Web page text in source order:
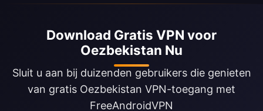
Download Gratis VPN voor
Oezbekistan Nu
Sluit u aan bij duizenden gebruikers die genieten
van gratis Oezbekistan VPN-toegang met
FreeAndroidVPN